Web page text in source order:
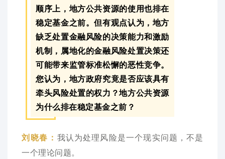
顺序上，地方公共资源的使用也排在
稳定基金之前。但有观点认为，地方
缺乏处置金融风险的决策能力和激励
机制，属地化的金融风险处置决策还
可能带来监管标准松懈的恶性竞争。
您认为，地方政府究竟是否应该具有
牵头风险处置的权力？地方公共资源
为什么排在稳定基金之前？
刘晓春： 我认为处理风险是一个现实问题，不是
一个理论问题。